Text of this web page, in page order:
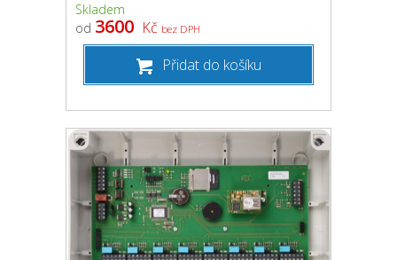
Skladem
od 3600 Kč bez DPH
Přidat do košíku